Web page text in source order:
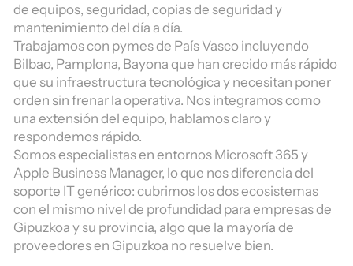
de equipos, seguridad, copias de seguridad y
mantenimiento del día a día.
Trabajamos con pymes de País Vasco incluyendo
Bilbao, Pamplona, Bayona que han crecido más rápido
que su infraestructura tecnológica y necesitan poner
orden sin frenar la operativa. Nos integramos como
una extensión del equipo, hablamos claro y
respondemos rápido.
Somos especialistas en entornos Microsoft 365 y
Apple Business Manager, lo que nos diferencia del
soporte IT genérico: cubrimos los dos ecosistemas
con el mismo nivel de profundidad para empresas de
Gipuzkoa y su provincia, algo que la mayoría de
proveedores en Gipuzkoa no resuelve bien.